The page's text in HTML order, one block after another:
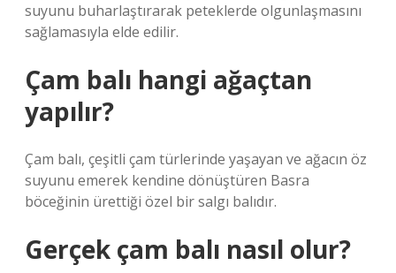
suyunu buharlaştırarak peteklerde olgunlaşmasını
sağlamasıyla elde edilir.
Çam balı hangi ağaçtan
yapılır?
Çam balı, çeşitli çam türlerinde yaşayan ve ağacın öz
suyunu emerek kendine dönüştüren Basra
böceğinin ürettiği özel bir salgı balıdır.
Gerçek çam balı nasıl olur?